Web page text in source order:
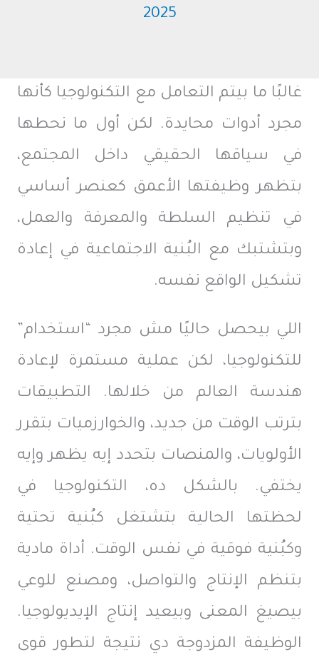
2025
غالبًا ما بيتم التعامل مع التكنولوجيا كأنها
مجرد أدوات محايدة. لكن أول ما نحطها
في سياقها الحقيقي داخل المجتمع،
بتظهر وظيفتها الأعمق كعنصر أساسي
في تنظيم السلطة والمعرفة والعمل،
وبتشتبك مع البُنية الاجتماعية في إعادة
تشكيل الواقع نفسه.
اللي بيحصل حاليًا مش مجرد “استخدام”
للتكنولوجيا، لكن عملية مستمرة لإعادة
هندسة العالم من خلالها. التطبيقات
بترتب الوقت من جديد، والخوارزميات بتقرر
الأولويات، والمنصات بتحدد إيه يظهر وإيه
يختفي. بالشكل ده، التكنولوجيا في
لحظتها الحالية بتشتغل كبُنية تحتية
وكبُنية فوقية في نفس الوقت. أداة مادية
بتنظم الإنتاج والتواصل، ومصنع للوعي
بيصيغ المعنى وبيعيد إنتاج الإيديولوجيا.
الوظيفة المزدوجة دي نتيجة لتطور قوى